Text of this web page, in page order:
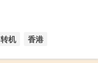
转机 香港